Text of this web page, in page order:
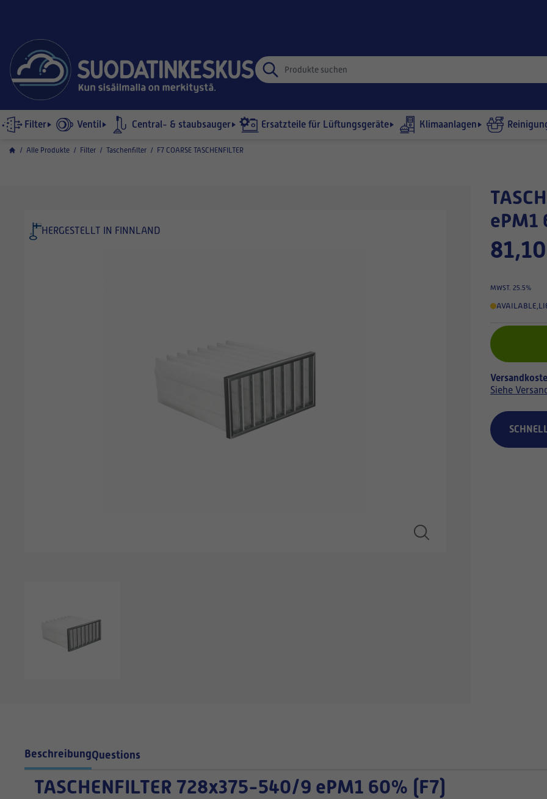
Filter Ventil Central- & staubsauger Ersatzteile für Lüftungsgeräte Klimaanlagen
/ Alle Produkte / Filter / Taschenfilter / F7 COARSE TASCHENFILTER
HERGESTELLT IN FINNLAND
TASCHENFILTER 728x375-540/9
ePM1
MWST. 25.5%
AVAILABLE,
Siehe
BeschreibungQuestions
TASCHENFILTER 728x375-540/9 ePM1 60% (F7)